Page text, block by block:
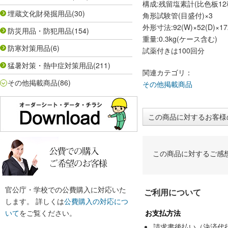
埋蔵文化財発掘用品(30)
防災用品・防犯用品(154)
防寒対策用品(6)
猛暑対策・熱中症対策用品(211)
その他掲載商品(86)
官公庁・学校での公費購入に対応いた
します。 詳しくは公費購入の対応につ
いてをご覧ください。
構成:残留塩素計(比色板
角形試験管(目盛付)×3
外形寸法
重量:0.3kg(ケース含む)
試薬付きは100回分
関連カテゴリ：
その他掲載商品
この商品に対するお客
この商品に対するご感
ご利用について
お支払方法